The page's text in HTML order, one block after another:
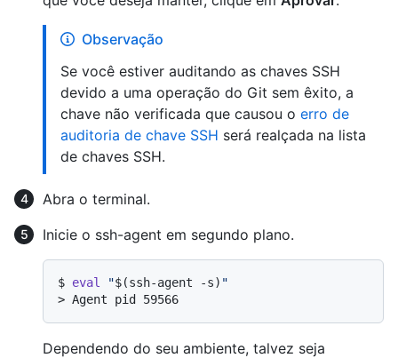
Observação
Se você estiver auditando as chaves SSH
devido a uma operação do Git sem êxito, a
chave não verificada que causou o erro de
auditoria de chave SSH será realçada na lista
de chaves SSH.
Abra o terminal.
Inicie o ssh-agent em segundo plano.
$ eval "$(ssh-agent -s) "
> Agent pid 59566
Dependendo do seu ambiente, talvez seja